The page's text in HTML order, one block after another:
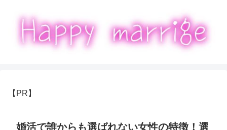
【PR】
婚活で誰からも選ばれない女性の特徴！選